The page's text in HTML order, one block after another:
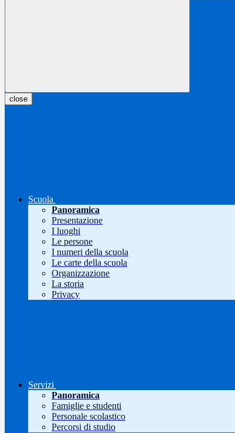
close
Scuola
Panoramica
Presentazione
I luoghi
Le persone
I numeri della scuola
Le carte della scuola
Organizzazione
La storia
Privacy
Servizi
Panoramica
Famiglie e studenti
Personale scolastico
Percorsi di studio